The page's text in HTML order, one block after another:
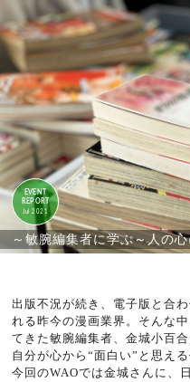
EVENT
REPORT
Jul 2021
～敏腕編集者に学ぶ～人の
出版不況が続き、電子版と合
れる昨今の漫画業界。そんな
てきた敏腕編集者、金城小百
自分が心から“面白い”と思え
今回のWAOでは金城さんに、